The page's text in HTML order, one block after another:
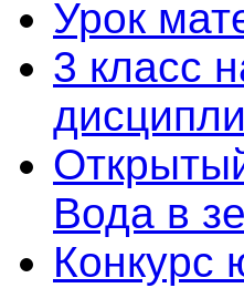
Урок
3 класс
Вода в
Конкурс